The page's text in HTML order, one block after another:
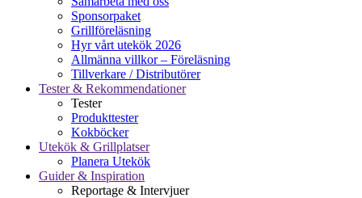
Sponsorpaket
Grillföreläsning
Hyr vårt utekök 2026
Allmänna villkor – Föreläsning
Tillverkare / Distributörer
Tester & Rekommendationer
Tester
Produkttester
Kokböcker
Utekök & Grillplatser
Planera Utekök
Guider & Inspiration
Reportage & Intervjuer